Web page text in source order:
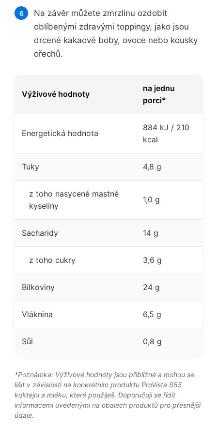
Na závěr můžete zmrzlinu ozdobit
oblíbenými zdravými toppingy, jako jsou
drcené kakaové boby, ovoce nebo kousky
ořechů.
Výživové hodnoty
na jednu
porci*
Energetická hodnota
884 kJ / 210
kcal
Tuky 4,8 g
z toho nasycené mastné
kyseliny
1,0 g
Sacharidy 14 g
z toho cukry 3,6 g
Bílkoviny 24 g
Vláknina 6,5 g
Sůl 0,8 g
*Poznámka: Výživové hodnoty jsou přibližné a mohou se
lišit v závislosti na konkrétním produktu ProVista S55
koktejlu a mléku, které použiješ. Doporučuji se řídit
informacemi uvedenými na obalech produktů pro přesnější
údaje.